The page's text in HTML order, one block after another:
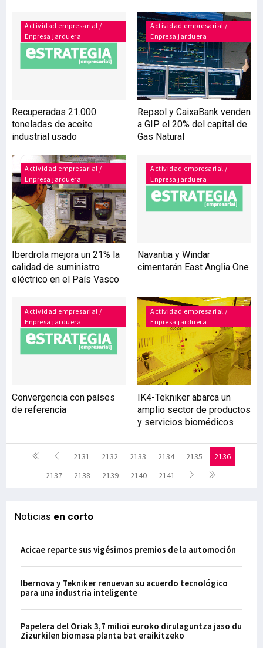
posible el acuerdo entre
todas las asociaciones,
para realizar la petición
conjuntamente. El
objetivo principal de la
creación de la DOP es la
dignificación del producto
el País vasco y la creación
de un marco común de
trabajo entre las distintas
Actividad empresarial /
Enpresa jarduera
Recuperadas 21.000
toneladas de aceite
industrial usado
Actividad empresarial /
Enpresa jarduera
Repsol y CaixaBank venden
a GIP el 20% del capital de
Gas Natural
Actividad empresarial /
Enpresa jarduera
Iberdrola mejora un 21% la
calidad de suministro
eléctrico en el País Vasco
Actividad empresarial /
Enpresa jarduera
Navantia y Windar
cimentarán East Anglia One
Actividad empresarial /
Enpresa jarduera
Convergencia con países
de referencia
Actividad empresarial /
Enpresa jarduera
IK4-Tekniker abarca un
amplio sector de productos
y servicios biomédicos
2131 2132 2133 2134 2135
2136
2137
2138 2139 2140 2141
Noticias en corto
Acicae reparte sus vigésimos premios de la automoción
Ibernova y Tekniker renuevan su acuerdo tecnológico
para una industria inteligente
Papelera del Oriak 3,7 milioi euroko dirulaguntza jaso du
Zizurkilen biomasa planta bat eraikitzeko